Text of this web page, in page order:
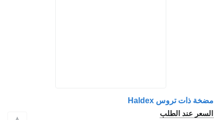
مضخة ذات تروس Haldex
السعر عند الطلب